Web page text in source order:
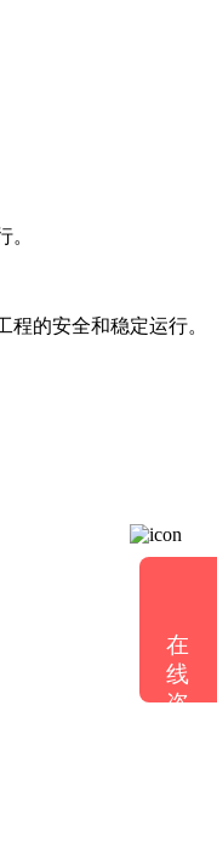
的安全和稳定运行。
在
线
咨